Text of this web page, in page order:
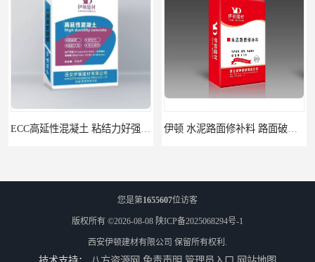
您是第1655607位访客
版权所有 ©2026-08-08 陕ICP备2025068294号-1
西安伊顿建材有限公司 保留所有权利.